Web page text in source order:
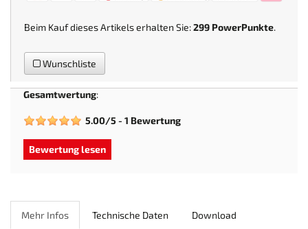
Beim Kauf dieses Artikels erhalten Sie:299 PowerPunkte.
Wunschliste
Gesamtwertung:
5.00/5 - 1 Bewertung
Bewertung lesen
Mehr Infos Technische Daten Download